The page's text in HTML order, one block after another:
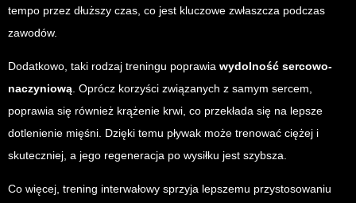
tempo przez dłuższy czas, co jest kluczowe zwłaszcza podczas
zawodów.
Dodatkowo, taki rodzaj treningu poprawia wydolność sercowo-
naczyniową . Oprócz korzyści związanych z samym sercem,
poprawia się również krążenie krwi, co przekłada się na lepsze
dotlenienie mięśni. Dzięki temu pływak może trenować ciężej i
skuteczniej, a jego regeneracja po wysiłku jest szybsza.
Co więcej, trening interwałowy sprzyja lepszemu przystosowaniu